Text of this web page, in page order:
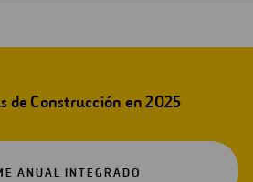
de Construcción en 2025
ANUAL INTEGRADO